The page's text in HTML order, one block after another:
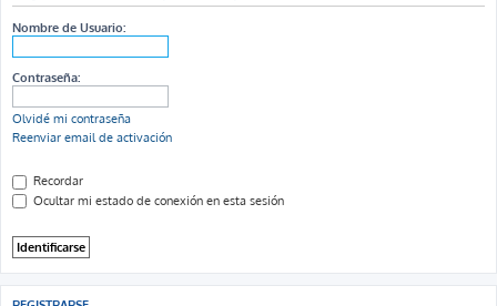
Nombre de Usuario:
Contraseña:
Olvidé mi contraseña
Reenviar email de activación
Recordar
Ocultar mi estado de conexión en esta sesión